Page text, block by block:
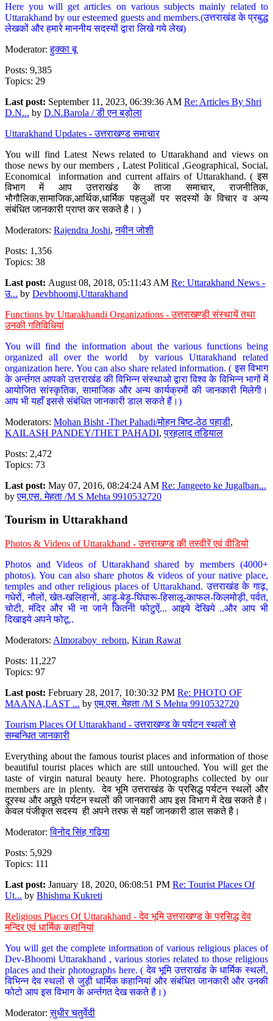
Here you will get articles on various subjects mainly related to
Uttarakhand by our esteemed guests and members.(उत्तराखंड के प्रबुद्ध
लेखकों और हमारे माननीय सदस्यों द्वारा लिखे गये लेख)
Moderator:हुक्का बू
Posts: 9,385
Topics: 29
Last post: September 11, 2023, 06:39:36 AM Re: Articles By Shri
D.N... by D.N.Barola / डी एन बड़ोला
Uttarakhand Updates - उत्तराखण्ड समाचार
You will find Latest News related to Uttarakhand and views on
those news by our members , Latest Political ,Geographical, Social,
Economical information and current affairs of Uttarakhand. ( इस
विभाग में आप उत्तराखंड के ताजा समाचार, राजनीतिक,
भौगौलिक,सामाजिक,आर्थिक,धार्मिक पहलुओं पर सदस्यों के विचार व अन्य
संबंधित जानकारी प्राप्त कर सकते है। )
Moderators: Rajendra Joshi,नवीन जोशी
Posts: 1,356
Topics: 38
Last post: August 08, 2018, 05:11:43 AM Re: Uttarakhand News -
उ... by Devbhoomi,Uttarakhand
Functions by Uttarakhandi Organizations - उत्तराखण्डी संस्थायें तथा
उनकी गतिविधियां
You will find the information about the various functions being
organized all over the world by various Uttarakhand related
organization here. You can also share related information. ( इस विभाग
के अर्न्तगत आपको उत्तराखंड की विभिन्न संस्थाओ द्वारा विश्व के विभिन्न भागों में
आयोजित सांस्कृतिक, सामाजिक और अन्य कार्यक्रमों की जानकारी मिलेगी।
आप भी यहाँ इससे संबंधित जानकारी डाल सकते हैं।)
Moderators: Mohan Bisht -Thet Pahadi/मोहन बिष्ट-ठेठ पहाडी,
KAILASH PANDEY/THET PAHADI,प्रहलाद तडियाल
Posts: 2,472
Topics: 73
Last post: May 07, 2016, 08:24:24 AM Re: Jangeeto ke Jugalban...
byएम.एस. मेहता /M S Mehta 9910532720
Tourism in Uttarakhand
Photos & Videos of Uttarakhand - उत्तराखण्ड की तस्वीरें एवं वीडियो
Photos and Videos of Uttarakhand shared by members (4000+
photos). You can also share photos & videos of your native place,
temples and other religious places of Uttarakhand. उत्तराखंड के गाढ़,
गधेरों, नौलों, खेत-खलिहानों, आड़ू-बेड़ू-घिंघारू-हिसालू-काफल-किलमोड़ी, पर्वत,
चोटी, मंदिर और भी ना जाने कितनी फोटुऐं... आइये देखिये ..और आप भी
दिखाइये अपने फोटू..
Moderators: Almoraboy_reborn, Kiran Rawat
Posts: 11,227
Topics: 97
Last post: February 28, 2017, 10:30:32 PM Re: PHOTO OF
MAANA,LAST ... byएम.एस. मेहता /M S Mehta 9910532720
Tourism Places Of Uttarakhand - उत्तराखण्ड के पर्यटन स्थलों से
सम्बन्धित जानकारी
Everything about the famous tourist places and information of those
beautiful tourist places which are still untouched. You will get the
taste of virgin natural beauty here. Photographs collected by our
members are in plenty. देव भूमि उत्तराखंड के प्रसिद्ध पर्यटन स्थलों और
दूरस्थ और अछूते पर्यटन स्थलों की जानकारी आप इस विभाग में देख सकते है।
केवल पंजीकृत सदस्य ही अपने तरफ से यहाँ जानकारी डाल सकते है।
Moderator:विनोद सिंह गढ़िया
Posts: 5,929
Topics: 111
Last post: January 18, 2020, 06:08:51 PM Re: Tourist Places Of
Ut... by Bhishma Kukreti
Religious Places Of Uttarakhand - देव भूमि उत्तराखण्ड के प्रसिद्ध देव
मन्दिर एवं धार्मिक कहानियां
You will get the complete information of various religious places of
Dev-Bhoomi Uttarakhand , various stories related to those religious
places and their photographs here. ( देव भूमि उत्तराखंड के धार्मिक स्थलों,
विभिन्न देव स्थलों से जुड़ी धार्मिक कहानियां और संबंधित जानकारी और उनकी
फोटो आप इस विभाग के अर्न्तगत देख सकते है।)
Moderator:सुधीर चतुर्वेदी